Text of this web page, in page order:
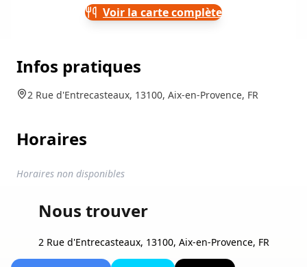
Voir la carte complète
Infos pratiques
2 Rue d'Entrecasteaux, 13100, Aix-en-Provence, FR
Horaires
Horaires non disponibles
Nous trouver
2 Rue d'Entrecasteaux, 13100, Aix-en-Provence, FR